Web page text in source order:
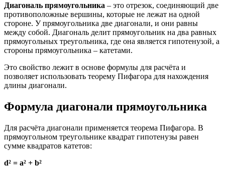
Диагональ прямоугольника – это отрезок, соединяющий две
противоположные вершины, которые не лежат на одной
стороне. У прямоугольника две диагонали, и они равны
между собой. Диагональ делит прямоугольник на два равных
прямоугольных треугольника, где она является гипотенузой, а
стороны прямоугольника – катетами.
Это свойство лежит в основе формулы для расчёта и
позволяет использовать теорему Пифагора для нахождения
длины диагонали.
Формула диагонали прямоугольника
Для расчёта диагонали применяется теорема Пифагора. В
прямоугольном треугольнике квадрат гипотенузы равен
сумме квадратов катетов:
d² = a² + b²